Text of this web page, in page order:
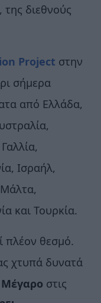
της διεθνούς
Project στην
σήμερα
από Ελλάδα,
Ισραήλ,
και Τουρκία.
πλέον θεσμό.
χτυπά δυνατά
στις